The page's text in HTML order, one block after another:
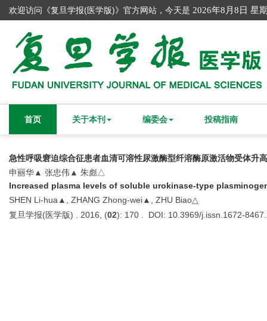
欢迎访问《复旦学报(医学版)》官方网站，今天是 2026年8月8日 星
首页 关于本刊 编委会 投稿指南
急性呼吸窘迫综合征患者血清可溶性尿激酶型纤溶酶原激活物受体升
申丽华▲ 张忠伟▲ 朱彪△
Increased plasma levels of soluble urokinase-type
SHEN Li-hua▲, ZHANG Zhong-wei▲, ZHU Biao△
复旦学报(医学版) . 2016, (02): 170 . DOI: 10.3969/j.issn.1672-